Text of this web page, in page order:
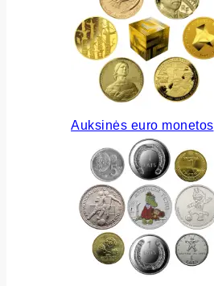
Auksinės euro monetos